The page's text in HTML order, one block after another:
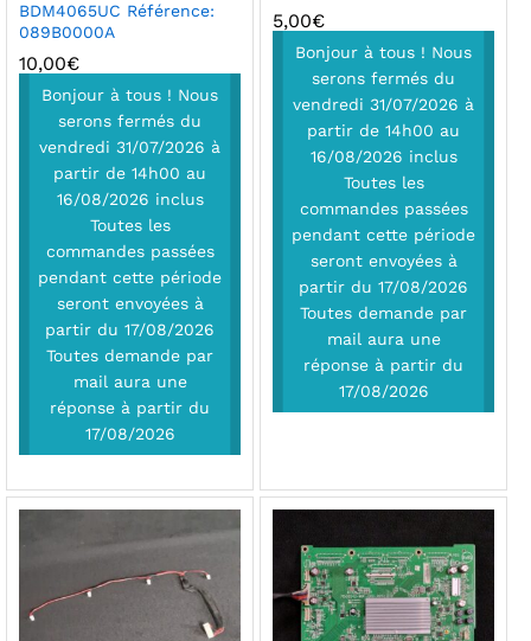
BDM4065UC Référence:
089B0000A
10,00€
Bonjour à tous ! Nous
serons fermés du
vendredi 31/07/2026 à
partir de 14h00 au
16/08/2026 inclus
Toutes les
commandes passées
pendant cette période
seront envoyées à
partir du 17/08/2026
Toutes demande par
mail aura une
réponse à partir du
17/08/2026
5,00€
Bonjour à tous ! Nous
serons fermés du
vendredi 31/07/2026 à
partir de 14h00 au
16/08/2026 inclus
Toutes les
commandes passées
pendant cette période
seront envoyées à
partir du 17/08/2026
Toutes demande par
mail aura une
réponse à partir du
17/08/2026